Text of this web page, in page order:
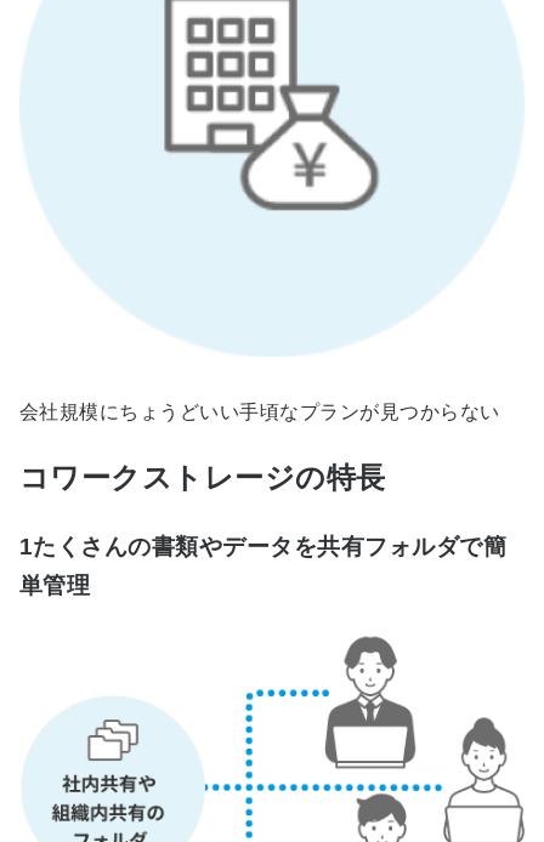
会社規模にちょうどいい手頃なプランが見つからない
コワークストレージの特長
1たくさんの書類やデータを共有フォルダで簡
単管理